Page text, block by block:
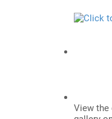
View the